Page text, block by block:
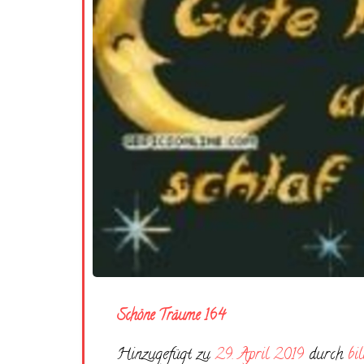
Schöne Träume 164
Hinzugefügt zu29. April 2019 durch